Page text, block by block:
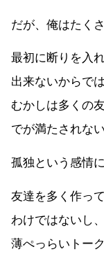
だが、俺はたく
最初に断りを入
出来ないからでは
むかしは多くの
でが満たされない
孤独という感情に
友達を多く作っ
わけではないし、
薄ぺっらいトー